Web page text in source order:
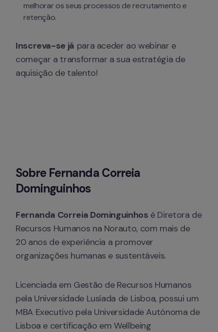
melhorar os seus processos de recrutamento e
retenção.
Inscreva-se já para aceder ao webinar e
começar a transformar a sua estratégia de
aquisição de talento!
Sobre Fernanda Correia
Dominguinhos
Fernanda Correia Dominguinhos é Diretora de
Recursos Humanos na Norauto, com mais de
20 anos de experiência a promover
organizações humanas e sustentáveis.
Licenciada em Gestão de Recursos Humanos
pela Universidade Lusíada de Lisboa, possui um
MBA Executivo pela Universidade Autónoma de
Lisboa e certificação em Wellbeing